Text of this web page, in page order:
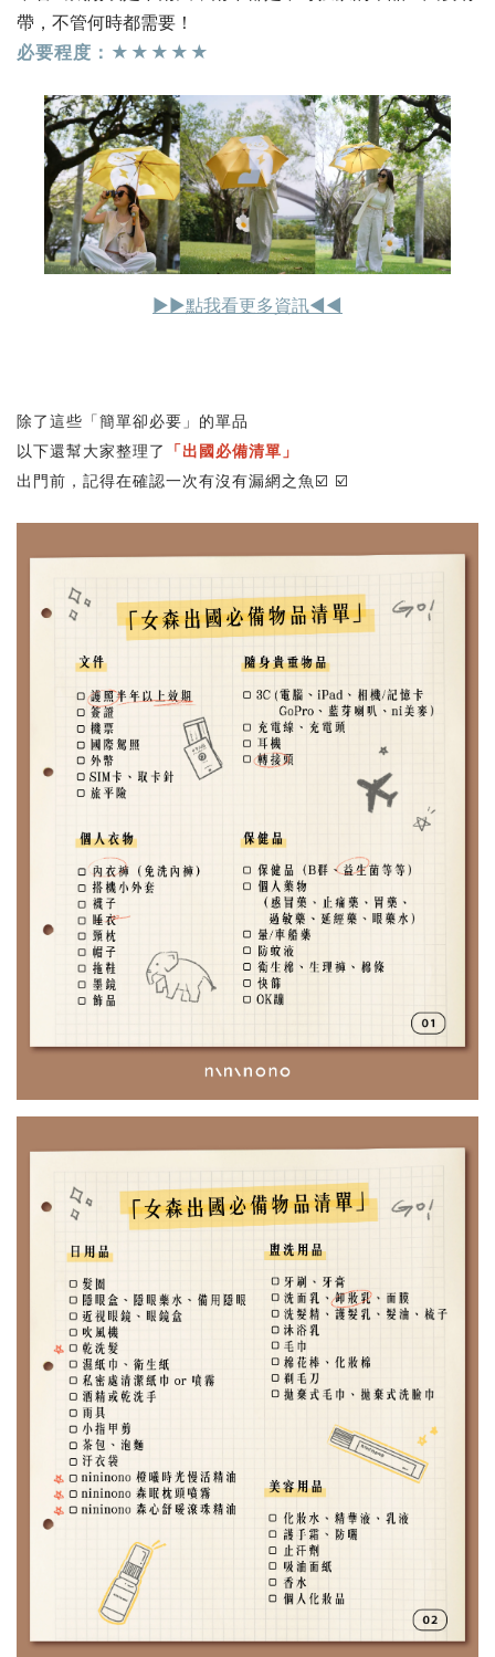
帶，不管何時都需要！
必要程度：★★★★★
▶︎▶︎點我看更多資訊◀︎◀︎
除了這些「簡單卻必要」的單品
以下還幫大家整理了 「出國必備清單」
出門前，記得在確認一次有沒有漏網之魚☑️ ☑️